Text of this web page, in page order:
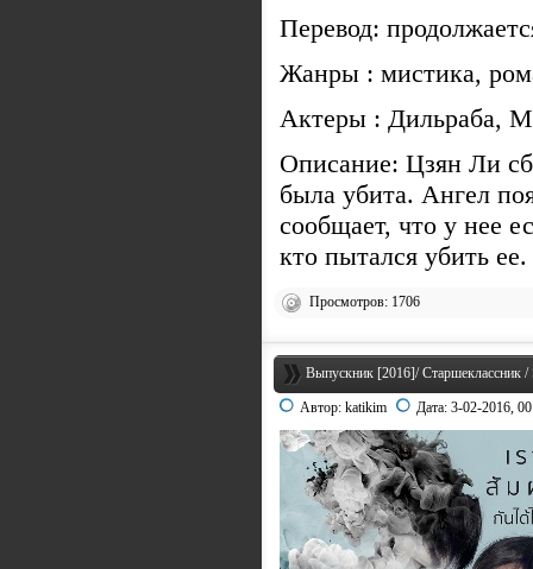
Перевод:
Жанры : мистика,
Актеры : Дильраба,
Описание: Цзян Ли
была убита. Ангел
сообщает, что у нее
кто пытался убить ее.
Просмотров: 1706
Выпускник [2016]/ Старшеклассник /
Автор: katikim Дата: 3-02-2016,